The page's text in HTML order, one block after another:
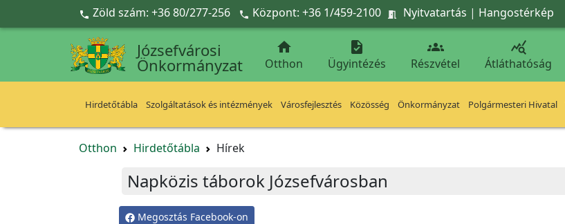
Ugrás a fő tartalomra
 Zöld szám: +36 80/277-256  Központ: +36 1/459-2100  Nyitvatartás | Hangostérkép
Józsefvárosi
Önkormányzat

Otthon

Ügyintézés

Részvétel

Átláthatóság
Hirdetőtábla Szolgáltatások és intézmények Városfejlesztés Közösség Önkormányzat Polgármesteri Hivatal
Otthon Hirdetőtábla Hírek
Napközis táborok Józsefvárosban
Megosztás Facebook-on